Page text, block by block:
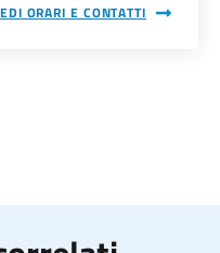
ORARI E CONTATTI